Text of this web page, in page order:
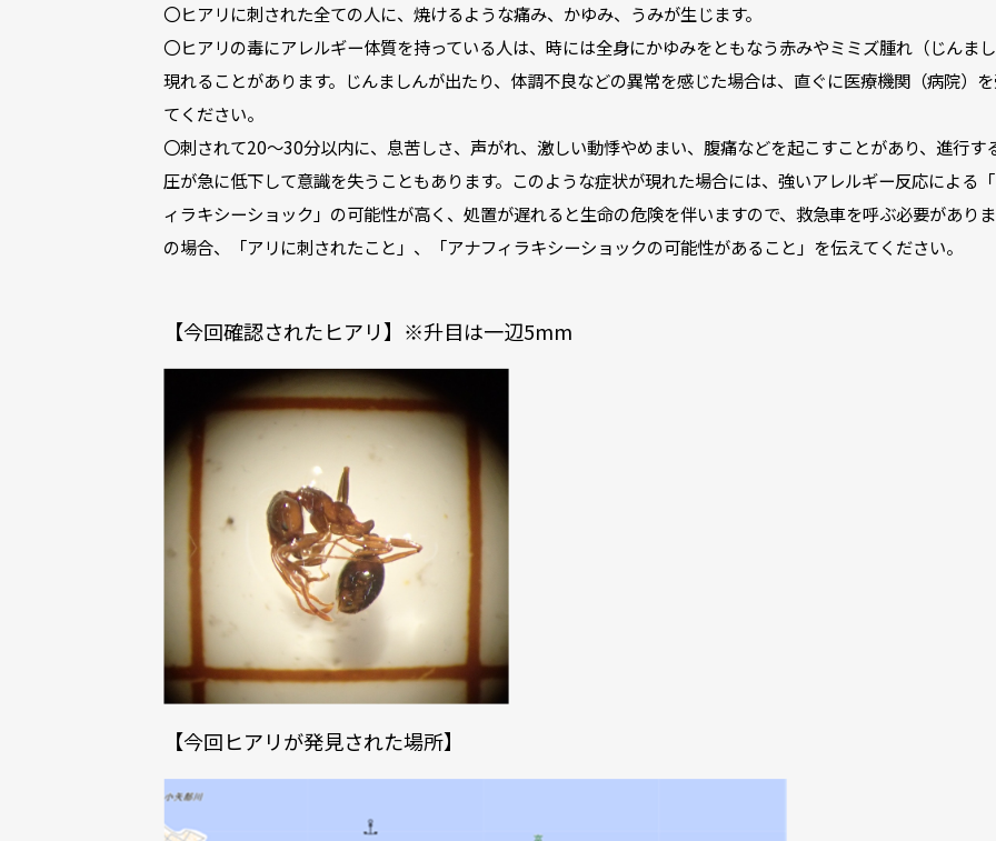
〇ヒアリに刺された全ての人に、焼けるような痛み、かゆみ、うみが生じます。
〇ヒアリの毒にアレルギー体質を持っている人は、時には全身にかゆみをともなう赤みやミミズ腫れ（じんま
現れることがあります。じんましんが出たり、体調不良などの異常を感じた場合は、直ぐに医療機関（病院）
てください。
〇刺されて20～30分以内に、息苦しさ、声がれ、激しい動悸やめまい、腹痛などを起こすことがあり、進行す
圧が急に低下して意識を失うこともあります。このような症状が現れた場合には、強いアレルギー反応による
ィラキシーショック」の可能性が高く、処置が遅れると生命の危険を伴いますので、救急車を呼ぶ必要があり
の場合、「アリに刺されたこと」、「アナフィラキシーショックの可能性があること」を伝えてください。
【今回確認されたヒアリ】※升目は一辺5mm
【今回ヒアリが発見された場所】